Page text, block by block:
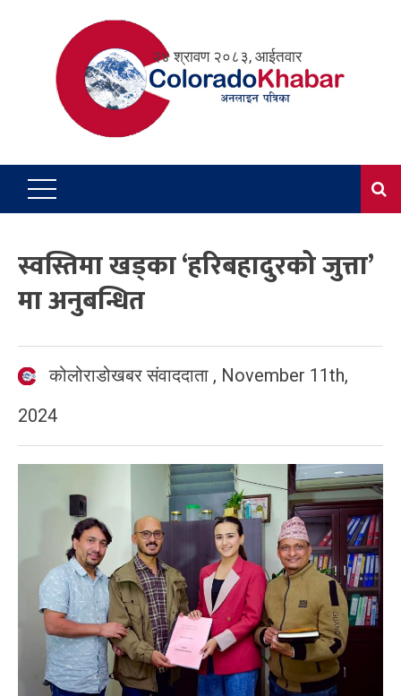
२४ श्रावण २०८३, आईतवार
स्वस्तिमा खड्का ‘हरिबहादुरको जुत्ता’
मा अनुबन्धित
कोलोराडोखबर संवाददाता , November 11th,
2024